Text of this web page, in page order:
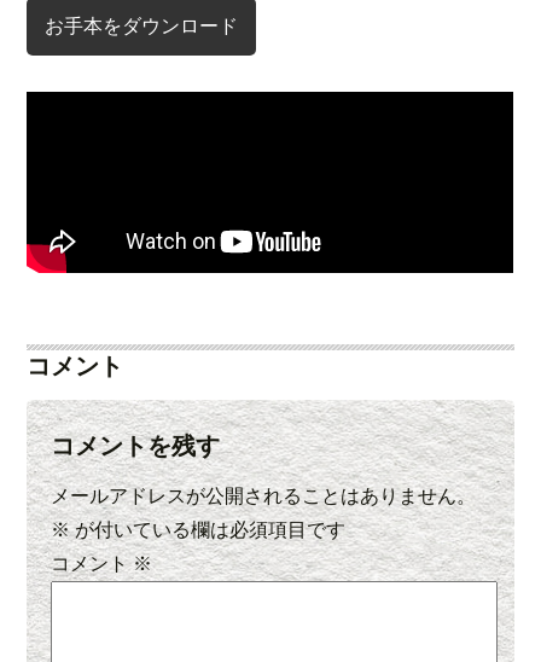
お手本をダウンロード
コメント
コメントを残す
メールアドレスが公開されることはありません。
※が付いている欄は必須項目です
コメント※